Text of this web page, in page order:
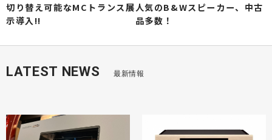
切り替え可能なMCトランス展
示導入!!
人気のB&Wスピーカー、中古
品多数！
LATEST NEWS 最新情報